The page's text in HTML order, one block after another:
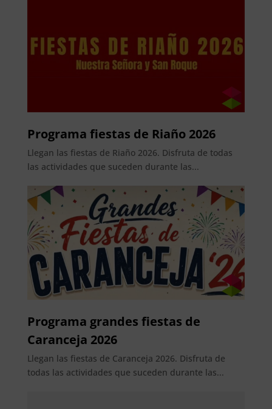
Programa fiestas de Riaño 2026
Llegan las fiestas de Riaño 2026. Disfruta de todas
las actividades que suceden durante las...
Programa grandes fiestas de
Caranceja 2026
Llegan las fiestas de Caranceja 2026. Disfruta de
todas las actividades que suceden durante las...